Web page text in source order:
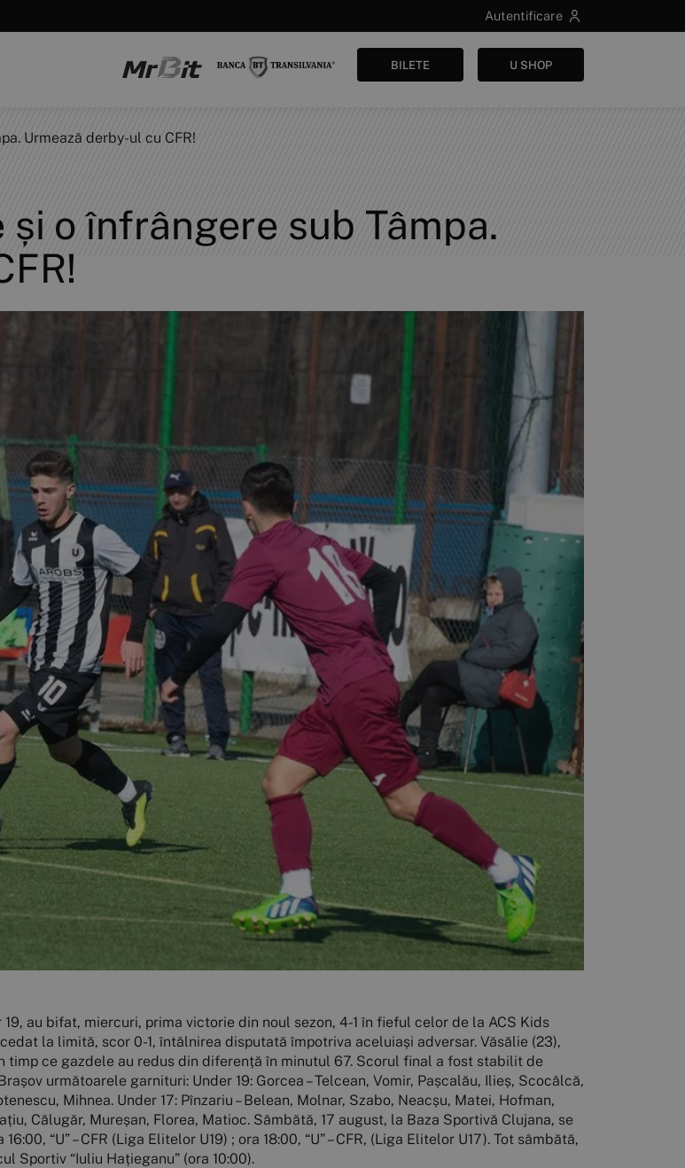
Autentificare
BILETE U SHOP
Urmează derby-ul cu CFR!
o înfrângere sub Tâmpa.
au bifat, miercuri, prima victorie din noul sezon, 4-1 în fieful celor de la ACS Kids
la limită, scor 0-1, întâlnirea disputată împotriva aceluiași adversar. Văsălie (23),
timp ce gazdele au redus din diferență în minutul 67. Scorul final a fost stabilit de
următoarele garnituri: Under 19: Gorcea – Telcean, Vomir, Pașcalău, Ilieș, Scocâlcă,
Mihnea. Under 17: Pînzariu – Belean, Molnar, Szabo, Neacșu, Matei, Hofman,
Călugăr, Mureșan, Florea, Matioc. Sâmbătă, 17 august, la Baza Sportivă Clujana, se
“U” – CFR (Liga Elitelor U19) ; ora 18:00, “U” – CFR, (Liga Elitelor U17). Tot sâmbătă,
Sportiv “Iuliu Hațieganu” (ora 10:00).